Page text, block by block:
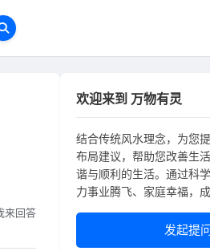
来回答
欢迎来到 万物有灵
结合传统风水理念，为您
布局建议，帮助您改善生
谐与顺利的生活。通过科
力事业腾飞、家庭幸福，
发起提